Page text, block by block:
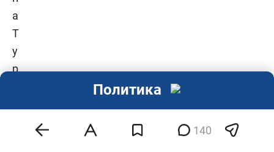
140
Политика